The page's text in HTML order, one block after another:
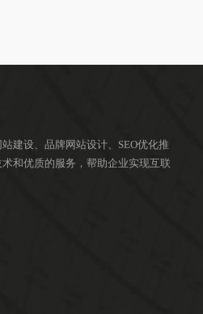
建设、品牌网站设计、SEO优化推
和优质的服务，帮助企业实现互联